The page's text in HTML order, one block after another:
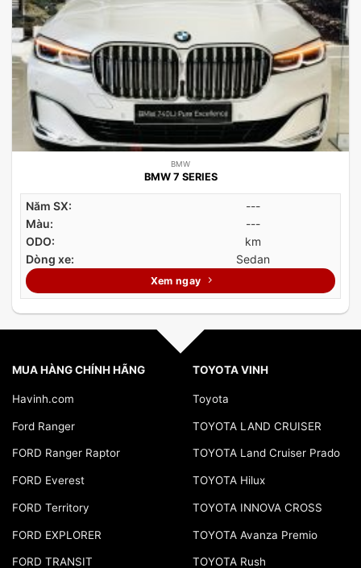
BMW
BMW 7 SERIES
Năm SX:
---
Màu:
---
ODO:
km
Dòng xe:
Sedan
Xem ngay
MUA HÀNG CHÍNH HÃNG
Havinh.com
Ford Ranger
FORD Ranger Raptor
FORD Everest
FORD Territory
FORD EXPLORER
FORD TRANSIT
TOYOTA VINH
Toyota
TOYOTA LAND CRUISER
TOYOTA Land Cruiser Prado
TOYOTA Hilux
TOYOTA INNOVA CROSS
TOYOTA Avanza Premio
TOYOTA Rush